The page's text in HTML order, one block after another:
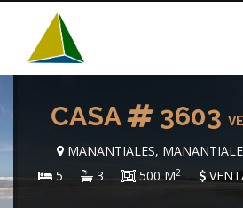
CASA 3603
MANANTIALES,
5
3 500 M2